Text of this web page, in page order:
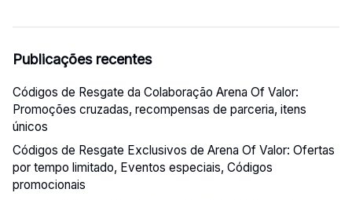
Publicações recentes
Códigos de Resgate da Colaboração Arena Of Valor:
Promoções cruzadas, recompensas de parceria, itens
únicos
Códigos de Resgate Exclusivos de Arena Of Valor: Ofertas
por tempo limitado, Eventos especiais, Códigos
promocionais